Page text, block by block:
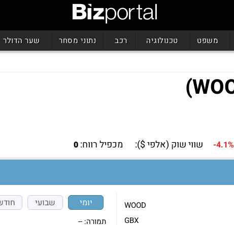
משפט טכנולוגיה רכב נתוני מסחר שער הדולר
-4.1% שווי שוק (אלפי $): מכפיל רווח: 0
WOOD
GBX
יומי שבועי
תמורה: --